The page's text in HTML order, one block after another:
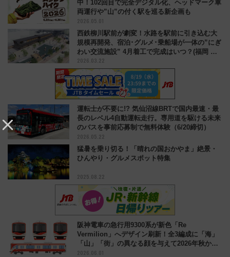
中！102回目で完全デジタル化、ヘッドマーク車
両運行や”山”の付く駅を巡る新企画も
2026.05.01
西鉄柳川駅前が劇変！水路を駅前に引き込む大
規模再開発、宿泊･グルメ･乗船場が一体の”にぎ
わい交流施設” 4月着工で完成はいつ？(福岡 柳
川市)
2026.03.22
運転士が不要に!? 気仙沼線BRTで国内最速・最
長のレベル4自動運転走行。専用道を駆ける未来
のバスを事前応募制で無料体験（6/20締切）
2026.05.22
猛暑を乗り切る！「晴れの国おかやま」絶景・
ひんやり・グルメスポット特集
2025.08.22
阪神電車の急行用9300系が新色「Re
Vermilion」へデザイン刷新！全3編成に「海」
「山」「街」の異なる顔を与えて2026年秋から
順次登場
2026.06.01